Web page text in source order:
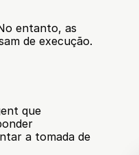
entanto, as
de execução.
que
a tomada de